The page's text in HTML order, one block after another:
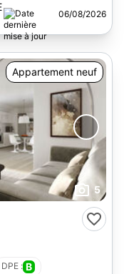
06/08/2026
Appartement neuf
5
DPE : B